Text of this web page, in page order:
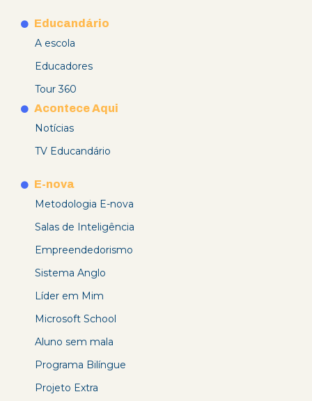
Educandário
A escola
Educadores
Tour 360
Acontece Aqui
Notícias
TV Educandário
E-nova
Metodologia E-nova
Salas de Inteligência
Empreendedorismo
Sistema Anglo
Líder em Mim
Microsoft School
Aluno sem mala
Programa Bilíngue
Projeto Extra